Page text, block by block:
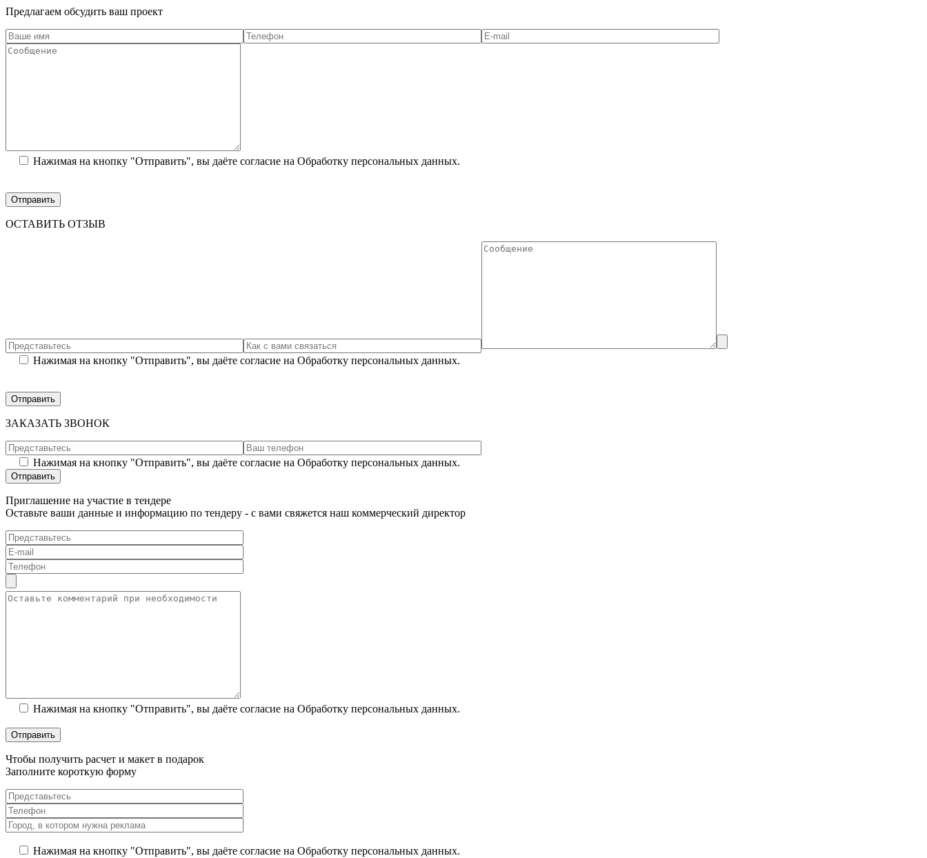
Предлагаем обсудить ваш проект
Нажимая на кнопку "Отправить", вы даёте согласие на Обработку персональных данных.
ОСТАВИТЬ ОТЗЫВ
Нажимая на кнопку "Отправить", вы даёте согласие на Обработку персональных данных.
ЗАКАЗАТЬ ЗВОНОК
Нажимая на кнопку "Отправить", вы даёте согласие на Обработку персональных данных.
Приглашение на участие в тендере
Оставьте ваши данные и информацию по тендеру - с вами свяжется наш коммерческий директор
Нажимая на кнопку "Отправить", вы даёте согласие на Обработку персональных данных.
Чтобы получить расчет и макет в подарок
Заполните короткую форму
Нажимая на кнопку "Отправить", вы даёте согласие на Обработку персональных данных.